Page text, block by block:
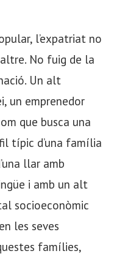
l’expatriat no
No fuig de la
Un alt
un emprenedor
que busca una
típic d’una família
llar amb
i amb un alt
socioeconòmic
les seves
famílies,